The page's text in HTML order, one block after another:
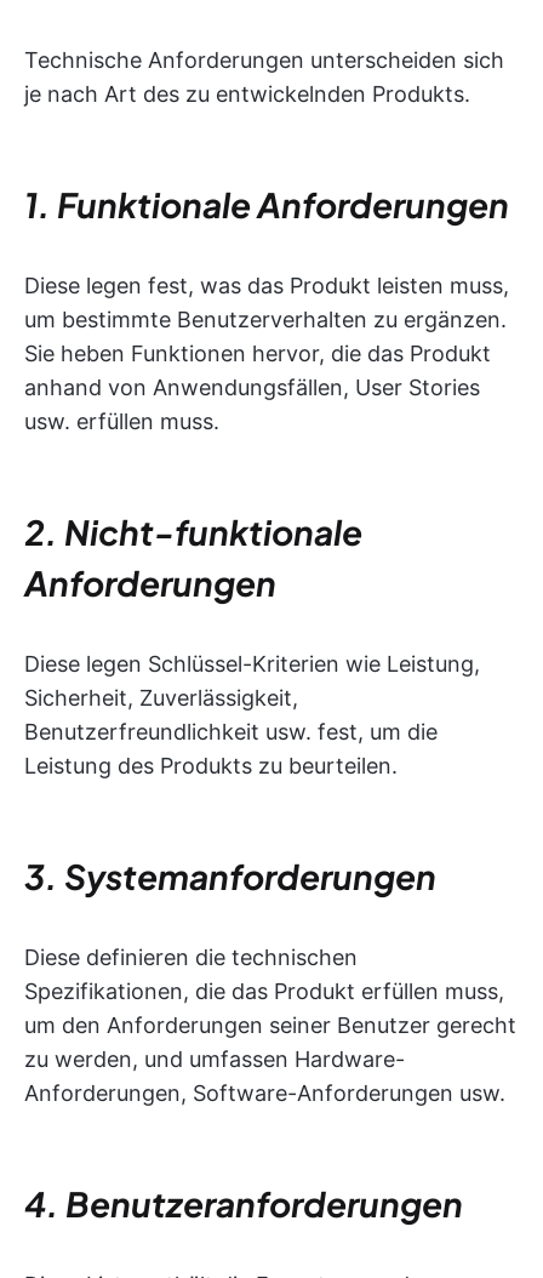
Technische Anforderungen unterscheiden sich
je nach Art des zu entwickelnden Produkts.
1. Funktionale Anforderungen
Diese legen fest, was das Produkt leisten muss,
um bestimmte Benutzerverhalten zu ergänzen.
Sie heben Funktionen hervor, die das Produkt
anhand von Anwendungsfällen, User Stories
usw. erfüllen muss.
2. Nicht-funktionale
Anforderungen
Diese legen Schlüssel-Kriterien wie Leistung,
Sicherheit, Zuverlässigkeit,
Benutzerfreundlichkeit usw. fest, um die
Leistung des Produkts zu beurteilen.
3. Systemanforderungen
Diese definieren die technischen
Spezifikationen, die das Produkt erfüllen muss,
um den Anforderungen seiner Benutzer gerecht
zu werden, und umfassen Hardware-
Anforderungen, Software-Anforderungen usw.
4. Benutzeranforderungen